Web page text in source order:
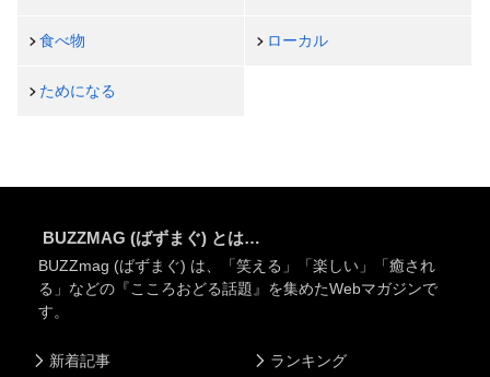
食べ物 ローカル
ためになる
BUZZMAG (ばずまぐ) とは…
BUZZmag (ばずまぐ) は、「笑える」「楽しい」「癒され
る」などの『こころおどる話題』を集めたWebマガジンで
す。
新着記事
ランキング